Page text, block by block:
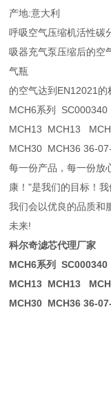
产地:意大利
呼吸空气压缩机活性碳
吸器充气泵压缩后的空
气瓶
的空气达到EN12021的
MCH6系列 SC000340
MCH13 MCH13
MCH30 MCH36 36-
每一份产品，每一份放
康！"是我们的目标！
我们会以优良的品质和
未来!
科尔奇滤芯代理厂家
MCH6系列 SC000340
MCH13 MCH13
MCH30 MCH36 36-